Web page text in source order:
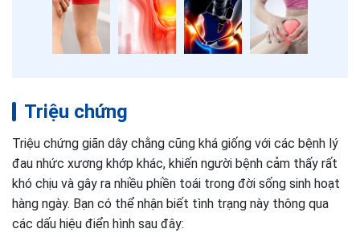
Triệu chứng
Triệu chứng giãn dây chằng cũng khá giống với các bệnh lý
đau nhức xương khớp khác, khiến người bệnh cảm thấy rất
khó chịu và gây ra nhiều phiền toái trong đời sống sinh hoạt
hàng ngày. Bạn có thể nhận biết tình trạng này thông qua
các dấu hiệu điển hình sau đây: